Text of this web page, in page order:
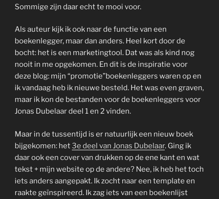
Sommige zijn daar echt te mooi voor.
Als auteur kijk ik ook naar de functie van een
boekenlegger, maar dan anders. Heel kort door de
bocht: het is een marketingtool. Dat was als kind nog
nooit in me opgekomen. En dit is de inspiratie voor
deze blog: mijn “promotie”boekenleggers waren op en
ik vandaag heb ik nieuwe besteld. Het was even graven,
maar ik kon de bestanden voor de boekenleggers voor
Jonas Dubelaar deel 1 en 2 vinden.
Maar in de tussentijd is er natuurlijk een nieuw boek
bijgekomen: het3e deel van Jonas Dubelaar. Ging ik
daar ook een cover van drukken op de ene kant en wat
tekst + mijn website op de andere? Nee, ik heb het toch
iets anders aangepakt. Ik zocht naar een template en
raakte geïnspireerd. Ik zag iets van een boekenlijst